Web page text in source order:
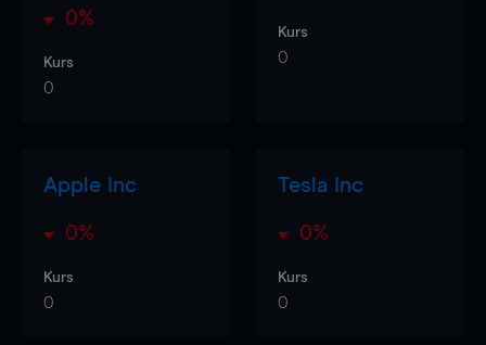
0%
Kurs
0
Kurs
0
Apple Inc
0%
Kurs
0
Tesla Inc
0%
Kurs
0